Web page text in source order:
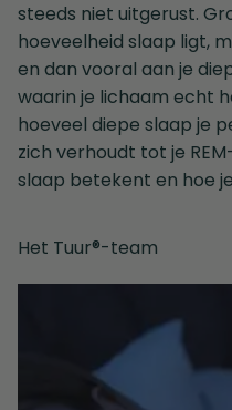
steeds niet uitgerust.
hoeveelheid slaap ligt,
en dan vooral aan je
waarin je lichaam echt
hoeveel diepe slaap je
zich verhoudt tot je
slaap betekent en hoe
Het Tuur®-team